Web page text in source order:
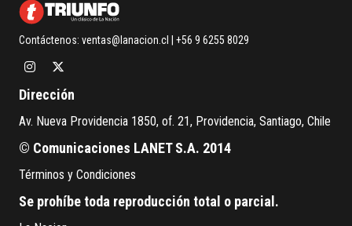
Contáctenos: ventas@lanacion.cl | +56 9 6255 8029
Dirección
Av. Nueva Providencia 1850, of. 21, Providencia, Santiago, Chile
© Comunicaciones LANET S.A. 2014
Términos y Condiciones
Se prohíbe toda reproducción total o parcial.